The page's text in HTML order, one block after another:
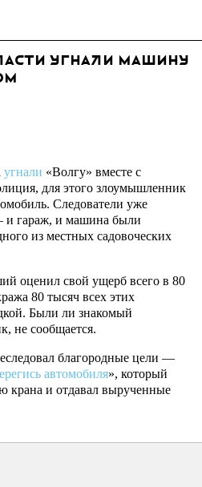
угнали машину
угнали «Волгу» вместе с
для этого злоумышленник
Следователи уже
и гараж, и машина были
из местных садовоческих
оценил свой ущерб всего в 80
80 тысяч всех этих
Были ли знакомый
не сообщается.
благородные цели —
автомобиля», который
крана и отдавал вырученные